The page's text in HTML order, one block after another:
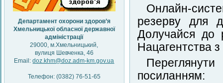
Департамент охорони здоров’я
Хмельницької обласної державної
адміністрації
29000, м.Хмельницький,
вулиця Шевченка, 46
Email:doz.khm@doz.adm-km.gov.ua
Телефон: (0382) 76-51-65
Онлайн-
резерву для
Долучайся до
Нацагентства
посиланням: